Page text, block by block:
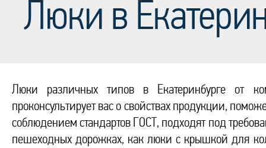
Люки в
Люки различных типов в Екатеринбурге от
проконсультирует вас о свойствах продукции,
соблюдением стандартов ГОСТ, подходят под
пешеходных дорожках, как люки с крышкой для